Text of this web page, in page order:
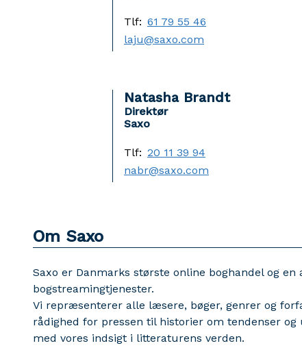
Tlf: 61 79 55 46
laju@saxo.com
Natasha Brandt
Direktør
Saxo
Tlf: 20 11 39 94
nabr@saxo.com
Om Saxo
Saxo er Danmarks største online boghandel og
bogstreamingtjenester.
Vi repræsenterer alle læsere, bøger, genrer og
rådighed for pressen til historier om tendenser
med vores indsigt i litteraturens verden.